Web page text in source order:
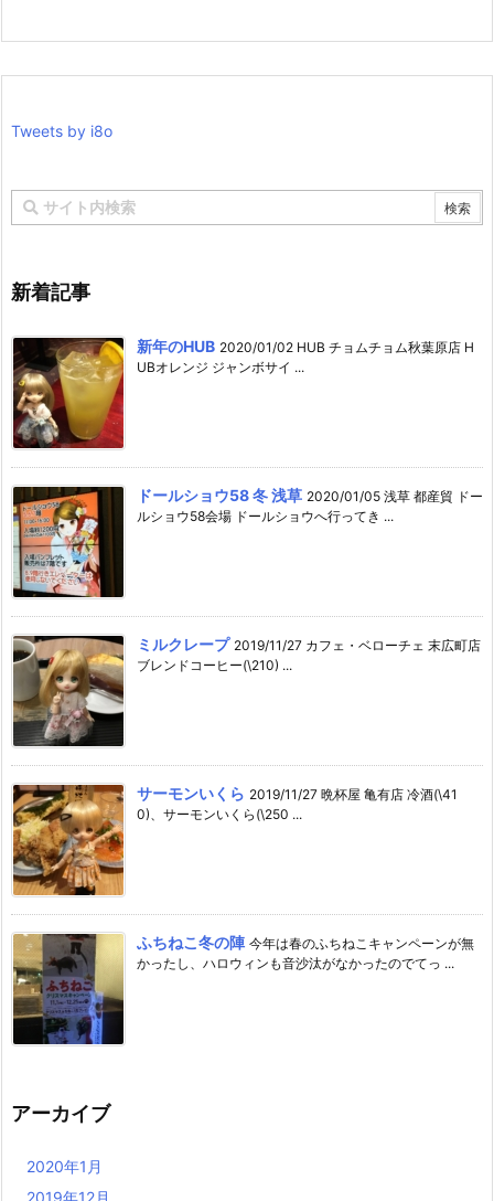
Tweets by i8o
新着記事
新年のHUB 2020/01/02 HUB チョムチョム秋葉原店 H
UBオレンジ ジャンボサイ ...
ドールショウ58 冬 浅草 2020/01/05 浅草 都産貿 ドー
ルショウ58会場 ドールショウへ行ってき ...
ミルクレープ 2019/11/27 カフェ・ベローチェ 末広町店
ブレンドコーヒー(\210) ...
サーモンいくら 2019/11/27 晩杯屋 亀有店 冷酒(\41
0)、サーモンいくら(\250 ...
ふちねこ冬の陣 今年は春のふちねこキャンペーンが無
かったし、ハロウィンも音沙汰がなかったのでてっ ...
アーカイブ
2020年1月